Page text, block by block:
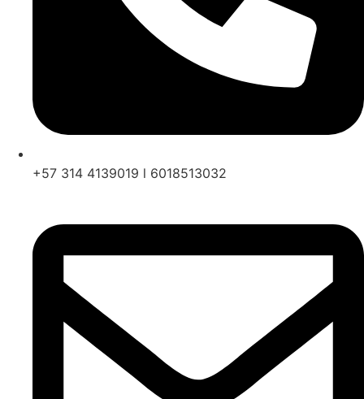
+57 314 4139019 l 6018513032